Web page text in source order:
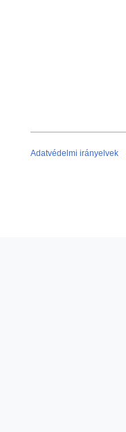
Adatvédelmi irányelvek